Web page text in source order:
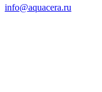
info@aquacera.ru